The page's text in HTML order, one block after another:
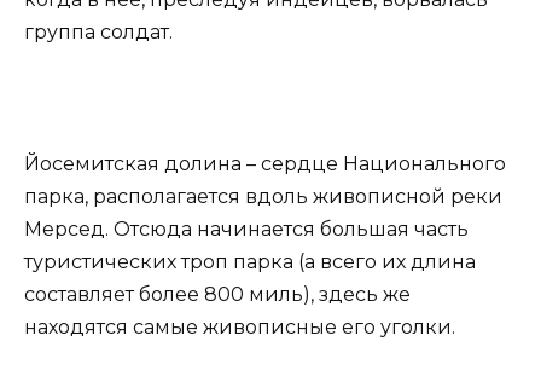
группа солдат.
Йосемитская долина – сердце Национального
парка, располагается вдоль живописной реки
Мерсед. Отсюда начинается большая часть
туристических троп парка (а всего их длина
составляет более 800 миль), здесь же
находятся самые живописные его уголки.